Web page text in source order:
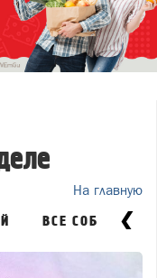
На главную
ВСЕ СОБЫТИЯ